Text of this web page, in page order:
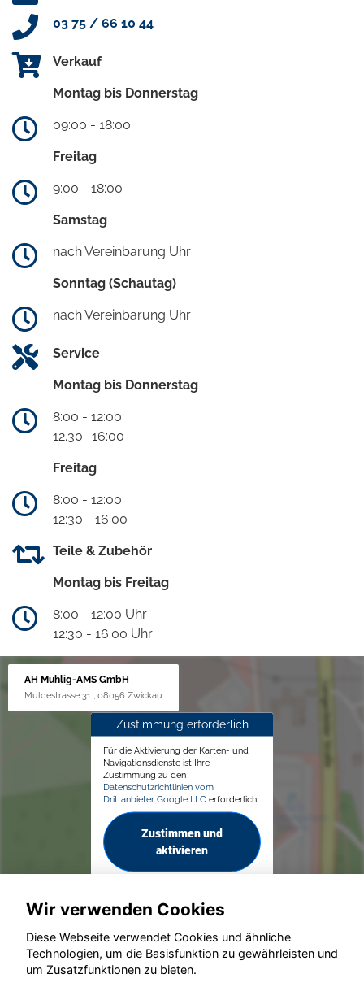
03 75 / 66 10 44
Verkauf
Montag bis Donnerstag
09:00 - 18:00
Freitag
9:00 - 18:00
Samstag
nach Vereinbarung Uhr
Sonntag (Schautag)
nach Vereinbarung Uhr
Service
Montag bis Donnerstag
8:00 - 12:00
12.30- 16:00
Freitag
8:00 - 12:00
12:30 - 16:00
Teile & Zubehör
Montag bis Freitag
8:00 - 12:00 Uhr
12:30 - 16:00 Uhr
AH Mühlig-AMS GmbH
Muldestrasse 31 , 08056 Zwickau
Zustimmung erforderlich
Für die Aktivierung der Karten- und
Navigationsdienste ist Ihre
Zustimmung zu den
Datenschutzrichtlinien vom
Drittanbieter Google LLC erforderlich.
Zustimmen und
aktivieren
© konjunkturmotor.de GmbH 2020 - 2026
Wir verwenden Cookies
Diese Webseite verwendet Cookies und ähnliche
Technologien, um die Basisfunktion zu gewährleisten und
um Zusatzfunktionen zu bieten.